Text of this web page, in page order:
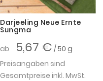
Darjeeling Neue Ernte
Sungma
ab
5,67 € / 50 g
Preisangaben sind
Gesamtpreise inkl. MwSt.